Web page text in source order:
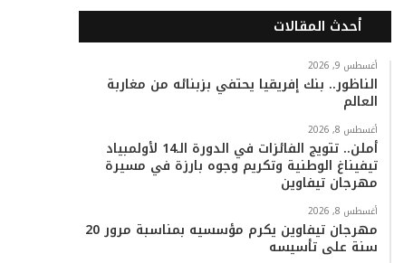
س
ب
و
ك
ي
ت
ر
ت
ي
و
س
ت
ق
ا
k
T
o
ت
س
ا
أحدث المقالات
أغسطس 9, 2026
الناظور.. بنك إفريقيا يحتفي بزبنائه من مغاربة
العالم
أغسطس 8, 2026
أملن.. تتويج الفائزات في الدورة الـ14 لأولمبياد
تيفيناغ الوطنية وتكريم وجوه بارزة في مسيرة
مهرجان تيفاوين
أغسطس 8, 2026
مهرجان تيفاوين يكرم مؤسسيه بمناسبة مرور 20
سنة على تأسيسه